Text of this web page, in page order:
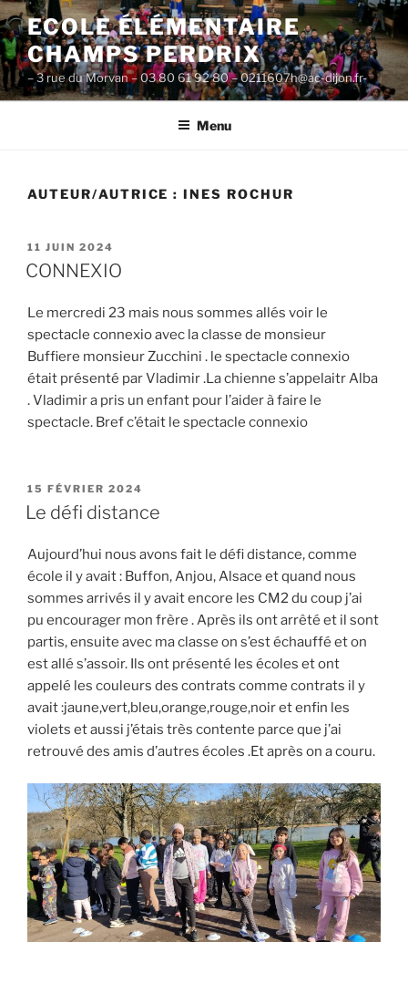
Aller
au
contenu
principal
ECOLE ÉLÉMENTAIRE
CHAMPS PERDRIX
– 3 rue du Morvan – 03 80 61 92 80 – 0211607h@ac-dijon.fr-
Menu
AUTEUR/AUTRICE :INES ROCHUR
PUBLIÉ
LE
11 JUIN 2024
CONNEXIO
Le mercredi 23 mais nous sommes allés voir le
spectacle connexio avec la classe de monsieur
Buffiere monsieur Zucchini . le spectacle connexio
était présenté par Vladimir .La chienne s’appelaitr Alba
. Vladimir a pris un enfant pour l’aider à faire le
spectacle. Bref c’était le spectacle connexio
PUBLIÉ
LE
15 FÉVRIER 2024
Le défi distance
Aujourd’hui nous avons fait le défi distance, comme
école il y avait : Buffon, Anjou, Alsace et quand nous
sommes arrivés il y avait encore les CM2 du coup j’ai
pu encourager mon frère . Après ils ont arrêté et il sont
partis, ensuite avec ma classe on s’est échauffé et on
est allé s’assoir. Ils ont présenté les écoles et ont
appelé les couleurs des contrats comme contrats il y
avait :jaune,vert,bleu,orange,rouge,noir et enfin les
violets et aussi j’étais très contente parce que j’ai
retrouvé des amis d’autres écoles .Et après on a couru.